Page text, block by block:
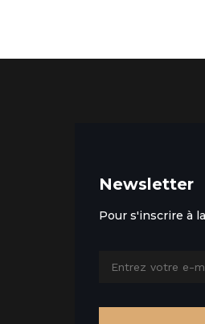
Newsletter
Pour s'inscrire à